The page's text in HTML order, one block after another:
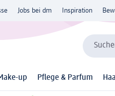
Jobs bei dm Inspiration
up Pflege & Parfum